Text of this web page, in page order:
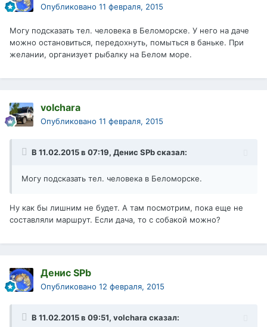
Опубликовано 11 февраля, 2015
Могу подсказать тел. человека в Беломорске. У него на даче
можно остановиться, передохнуть, помыться в баньке. При
желании, организует рыбалку на Белом море.
volchara
Опубликовано 11 февраля, 2015
В 11.02.2015 в 07:19, Денис SPb сказал:
Могу подсказать тел. человека в Беломорске.
Ну как бы лишним не будет. А там посмотрим, пока еще не
составляли маршрут. Если дача, то с собакой можно?
Денис SPb
Опубликовано 12 февраля, 2015
В 11.02.2015 в 09:51, volchara сказал: